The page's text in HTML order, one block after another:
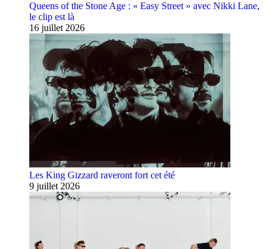
Queens of the Stone Age : « Easy Street » avec Nikki Lane,
le clip est là
16 juillet 2026
Les King Gizzard raveront fort cet été
9 juillet 2026